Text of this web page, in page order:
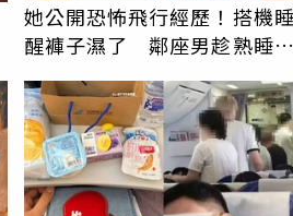
她公開恐怖飛行經歷！搭機
醒褲子濕了 鄰座男趁熟睡